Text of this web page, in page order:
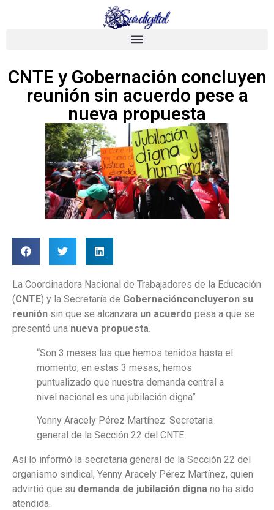
CNTE y Gobernación concluyen
reunión sin acuerdo pese a
nueva propuesta
La Coordinadora Nacional de Trabajadores de la Educación
(CNTE) y la Secretaría de Gobernaciónconcluyeron su
reunión sin que se alcanzara un acuerdo pesa a que se
presentó una nueva propuesta
“Son 3 meses las que hemos tenidos hasta el
momento, en estas 3 mesas, hemos
puntualizado que nuestra demanda central a
nivel nacional es una jubilación digna”
Yenny Aracely Pérez Martínez. Secretaria
general de la Sección 22 del CNTE
Así lo informó la secretaria general de la Sección 22 del
organismo sindical, Yenny Aracely Pérez Martínez, quien
advirtió que su demanda de jubilación digna no ha sido
atendida.